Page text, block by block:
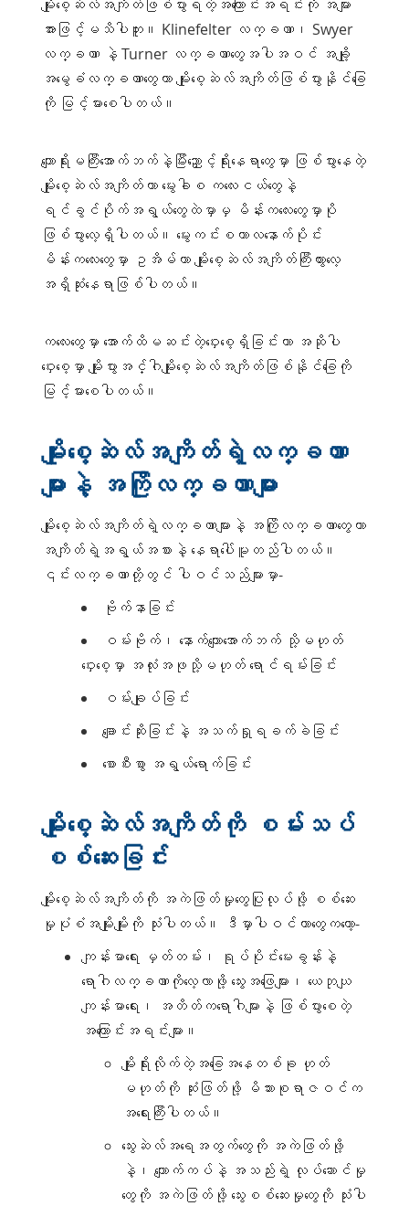
မျိုးစေ့ဆဲလ်အကျိတ်ဖြစ်ပွားရတဲ့အကြောင်းအရင်းကို အများ
အားဖြင့်မသိပါဘူး။ Klinefelter လက္ခဏာ၊ Swyer
လက္ခဏာ နဲ့ Turner လက္ခဏာတွေအပါအဝင် အချို့
အမွေခံလက္ခဏာတွေဟာ မျိုးစေ့ဆဲလ်အကျိတ်ဖြစ်ပွားနိုင်ခြေ
ကို မြင့်မားစေပါတယ်။
ကျောရိုးမကြီးအောက်ဘက်နဲ့မြီးညှောင့်ရိုးနေရာတွေမှာ ဖြစ်ပွားနေတဲ့
မျိုးစေ့ဆဲလ်အကျိတ်ဟာ မွေးခါစ ကလေးငယ်တွေနဲ့
ရင်ခွင်ပိုက်အရွယ်တွေထဲမှာမှ မိန်းကလေးတွေမှာပို
ဖြစ်ပွားလေ့ရှိပါတယ်။ မွေးကင်းစကာလနောက်ပိုင်း
မိန်းကလေးတွေမှာ ဥအိမ်ဟာ မျိုးစေ့ဆဲလ်အကျိတ်ကြီးထွားလေ့
အရှိဆုံးနေရာဖြစ်ပါတယ်။
ကလေးတွေမှာ အောက်ထိမဆင်းတဲ့ဝှေးစေ့ရှိခြင်းဟာ အဆိုပါ
ဝှေးစေ့မှာ မျိုးပွားအင်္ဂါမျိုးစေ့ဆဲလ်အကျိတ်ဖြစ်နိုင်ခြေကို
မြင့်မားစေပါတယ်။
မျိုးစေ့ဆဲလ်အကျိတ်ရဲ့လက္ခဏာ
များနဲ့ အကြိုလက္ခဏာများ
မျိုးစေ့ဆဲလ်အကျိတ်ရဲ့လက္ခဏာများနဲ့ အကြိုလက္ခဏာတွေဟာ
အကျိတ်ရဲ့အရွယ်အစားနဲ့ နေရာပေါ်မူတည်ပါတယ်။
၎င်းလက္ခဏာတို့တွင် ပါဝင်သည်များမှာ-
ဗိုက်နာခြင်း
ဝမ်းဗိုက်၊ နောက်ကျောအောက်ဘက် သို့မဟုတ်
ဝှေးစေ့မှာ အလုံးအဖုသို့မဟုတ် ရောင်ရမ်းခြင်း
ဝမ်းချုပ်ခြင်း
ချောင်းဆိုးခြင်းနဲ့ အသက်ရှုရခက်ခဲခြင်း
စောစီးစွာ အရွယ်ရောက်ခြင်း
မျိုးစေ့ဆဲလ်အကျိတ်ကို စမ်းသပ်
စစ်ဆေးခြင်း
မျိုးစေ့ဆဲလ်အကျိတ်ကို အကဲဖြတ်မှုတွေပြုလုပ်ဖို့ စစ်ဆေး
မှုပုံစံအမျိုးမျိုးကို သုံးပါတယ်။ ဒီမှာပါဝင်တာတွေကတော့-
ကျန်းမာရေး မှတ်တမ်း၊ ရုပ်ပိုင်းမေးခွန်းနဲ့
ရောဂါလက္ခဏာကိုလေ့လာဖို့ သွေးအဖြေများ၊ ယေဘုယျ
ကျန်းမာရေး၊ အတိတ်ကရောဂါများနဲ့ ဖြစ်ပွားစေတဲ့
အကြောင်းအရင်းများ။
မျိုးရိုးလိုက်တဲ့အခြေအနေတစ်ခု ဟုတ်
မဟုတ်ကို ဆုံးဖြတ်ဖို့ မိသားစုရာဇဝင်က
အရေးကြီးပါတယ်။
သွေးဆဲလ်အရေအတွက်တွေကို အကဲဖြတ်ဖို့
နဲ့၊ ကျောက်ကပ်နဲ့ အသည်းရဲ့ လုပ်ဆောင်မှု
တွေကို အကဲဖြတ်ဖို့ သွေးစစ်ဆေးမှုတွေကို သုံးပါ